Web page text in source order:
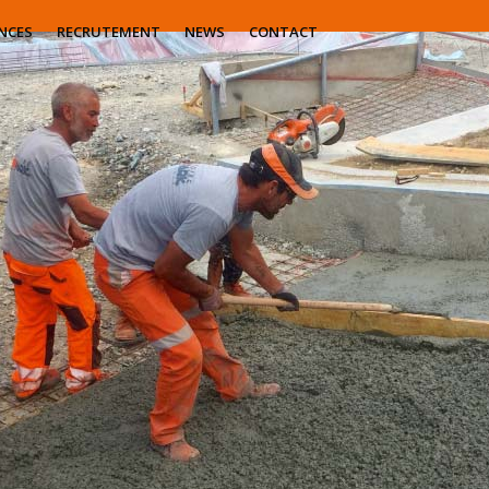
RECRUTEMENT NEWS CONTACT